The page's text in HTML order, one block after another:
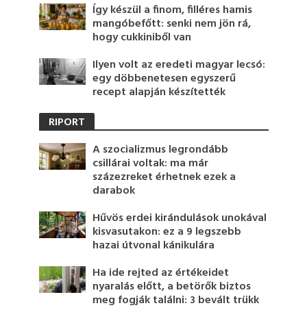
Így készül a finom, filléres hamis
mangóbefőtt: senki nem jön rá,
hogy cukkiniből van
Ilyen volt az eredeti magyar lecsó:
egy döbbenetesen egyszerű
recept alapján készítették
RIPORT
A szocializmus legrondább
csillárai voltak: ma már
százezreket érhetnek ezek a
darabok
Hűvös erdei kirándulások unokával
kisvasutakon: ez a 9 legszebb
hazai útvonal kánikulára
Ha ide rejted az értékeidet
nyaralás előtt, a betörők biztos
meg fogják találni: 3 bevált trükk